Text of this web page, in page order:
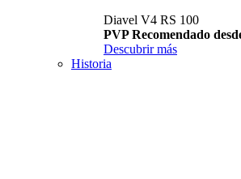
Diavel V4 RS 100
PVP Recomendado
Descubrir más
Historia